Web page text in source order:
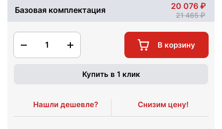
Базовая комплектация 20 076
21 465
1 В корзину
Купить в 1 клик
Нашли дешевле? Снизим цену!